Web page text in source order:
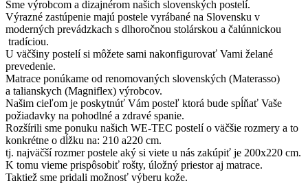
Sme výrobcom a dizajnérom našich slovenských postelí.
Výrazné zastúpenie majú postele vyrábané na Slovensku v
moderných prevádzkach s dlhoročnou stolárskou a čalúnnickou
tradíciou.
U väčšiny postelí si môžete sami nakonfigurovať Vami želané
prevedenie.
Matrace ponúkame od renomovaných slovenských (Materasso)
a talianskych (Magniflex) výrobcov.
Našim cieľom je poskytnúť Vám posteľ ktorá bude spĺňať Vaše
požiadavky na pohodlné a zdravé spanie.
Rozšírili sme ponuku našich WE-TEC postelí o väčšie rozmery a to
konkrétne o dĺžku na: 210 a220 cm.
tj. najväčší rozmer postele aký si viete u nás zakúpiť je 200x220 cm.
K tomu vieme prispôsobiť rošty, úložný priestor aj matrace.
Taktiež sme pridali možnosť výberu kože.